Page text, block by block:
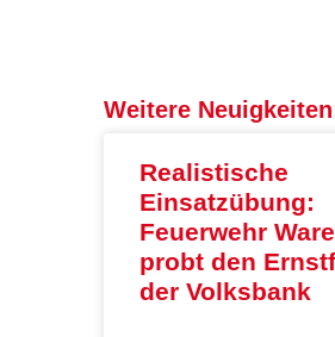
Weitere
Realistische
Einsatzübung:
Feuerwehr
probt den
der Volksbank